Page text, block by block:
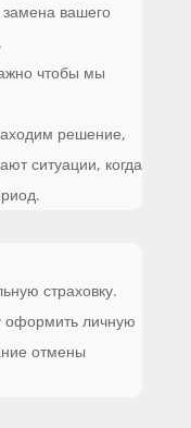
вашего
чтобы мы
решение,
ситуации, когда
страховку.
оформить личную
отмены